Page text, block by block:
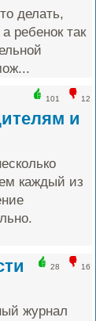
делать,
ребенок так
101 12
и
каждый из
28 16
журнал